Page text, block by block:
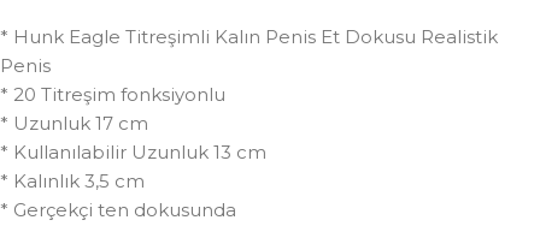
* Hunk Eagle Titreşimli Kalın Penis Et Dokusu Realistik
Penis
* 20 Titreşim fonksiyonlu
* Uzunluk 17 cm
* Kullanılabilir Uzunluk 13 cm
* Kalınlık 3,5 cm
* Gerçekçi ten dokusunda